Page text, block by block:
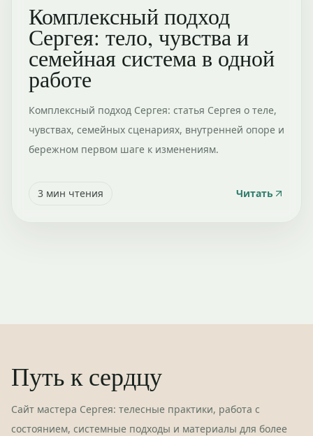
Комплексный подход
Сергея: тело, чувства и
семейная система в одной
работе
Комплексный подход Сергея: статья Сергея о теле,
чувствах, семейных сценариях, внутренней опоре и
бережном первом шаге к изменениям.
3 мин чтения Читать
Путь к сердцу
Сайт мастера Сергея: телесные практики, работа с
состоянием, системные подходы и материалы для более